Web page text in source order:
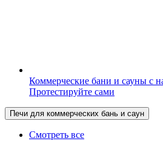
Коммерческие бани и сауны с
Протестируйте сами
Печи для коммерческих бань и саун
Смотреть все